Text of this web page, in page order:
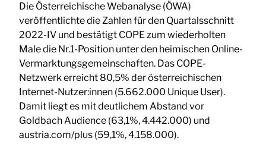
Die Österreichische Webanalyse (ÖWA)
veröffentlichte die Zahlen für den Quartalsschnitt
2022-IV und bestätigt COPE zum wiederholten
Male die Nr.1-Position unter den heimischen Online-
Vermarktungsgemeinschaften. Das COPE-
Netzwerk erreicht 80,5% der österreichischen
Internet-Nutzer:innen (5.662.000 Unique User).
Damit liegt es mit deutlichem Abstand vor
Goldbach Audience (63,1%, 4.442.000) und
austria.com/plus (59,1%, 4.158.000).